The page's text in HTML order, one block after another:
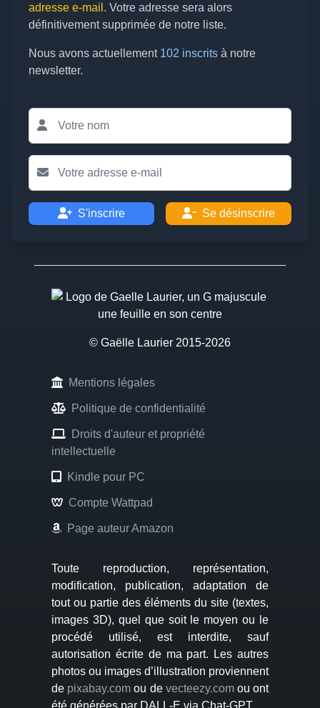
adresse e-mail. Votre adresse sera alors
définitivement supprimée de notre liste.
Nous avons actuellement 102 inscrits à notre
newsletter.
S'inscrire Se désinscrire
© Gaëlle Laurier 2015-2026
Mentions légales
Politique de confidentialité
Droits d'auteur et propriété
intellectuelle
Kindle pour PC
Compte Wattpad
Page auteur Amazon
Toute reproduction, représentation,
modification, publication, adaptation de
tout ou partie des éléments du site (textes,
images 3D), quel que soit le moyen ou le
procédé utilisé, est interdite, sauf
autorisation écrite de ma part. Les autres
photos ou images d’illustration proviennent
de pixabay.com ou de vecteezy.comou ont
été générées par DALL-E via Chat-GPT.